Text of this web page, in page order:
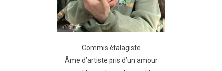
Commis étalagiste
Âme d’artiste pris d’un amour